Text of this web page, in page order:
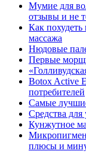
Мумие для
отзывы и не
Как
массажа
Нюдовые
Первые
Botox Active
потребителей
Самые
Средства для
Кунжутное
плюсы и